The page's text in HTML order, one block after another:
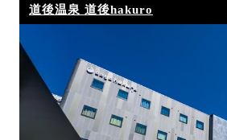
道後温泉 道後hakuro